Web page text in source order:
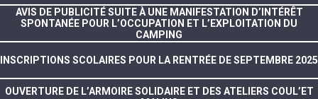
AVIS DE PUBLICITÉ SUITE À UNE MANIFESTATION D’INTÉRÊT
SPONTANÉE POUR L’OCCUPATION ET L’EXPLOITATION DU
CAMPING
INSCRIPTIONS SCOLAIRES POUR LA RENTRÉE DE SEPTEMBRE 2025
OUVERTURE DE L’ARMOIRE SOLIDAIRE ET DES ATELIERS COUL’ET